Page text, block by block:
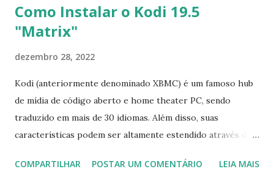
Como Instalar o Kodi 19.5
"Matrix"
dezembro 28, 2022
Kodi (anteriormente denominado XBMC) é um famoso hub
de mídia de código aberto e home theater PC, sendo
traduzido em mais de 30 idiomas. Além disso, suas
características podem ser altamente estendido através de
(personal video recorder). A versão final do Kodi 19.5
COMPARTILHAR POSTAR UM COMENTÁRIO LEIA MAIS